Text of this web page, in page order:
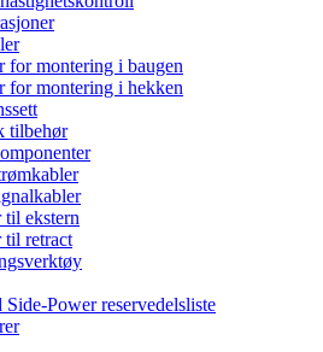
for montering i baugen
for montering i hekken
tilbehør
ekstern
til retract
Side-Power reservedelsliste